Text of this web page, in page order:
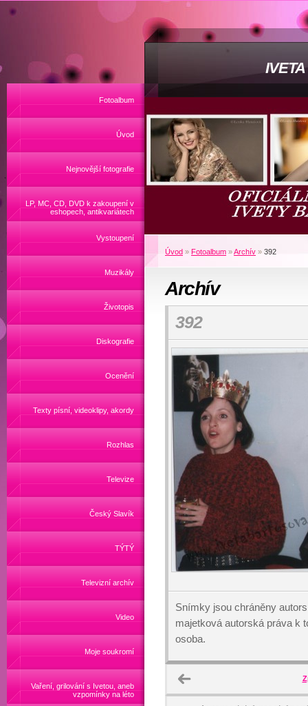
Fotoalbum
Úvod
Nejnovější fotografie
LP, MC, CD, DVD k zakoupení v
eshopech, antikvariátech
Vystoupení
Muzikály
Životopis
Diskografie
Ocenění
Texty písní, videoklipy, akordy
Rozhlas
Televize
Český Slavík
TÝTÝ
Televizní archív
Video
Moje soukromí
Vaření, grilování s Ivetou, aneb
vzpomínky na léto
Úvod » Fotoalbum »Archív » 392
Archív
392
Snímky jsou chráněny
majetková autorská práva k
osoba.